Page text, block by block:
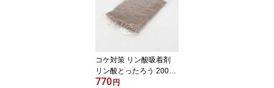
コケ対策 リン酸吸着剤
リン酸とったろう 200g
淡水海水両用 苔!(t189
770円